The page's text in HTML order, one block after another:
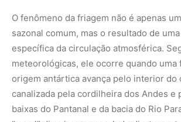
O fenômeno da friagem não é apenas
sazonal comum, mas o resultado de
específica da circulação atmosférica.
meteorológicas, ele ocorre quando uma
origem antártica avança pelo interior do
canalizada pela cordilheira dos Andes e
baixas do Pantanal e da bacia do Rio